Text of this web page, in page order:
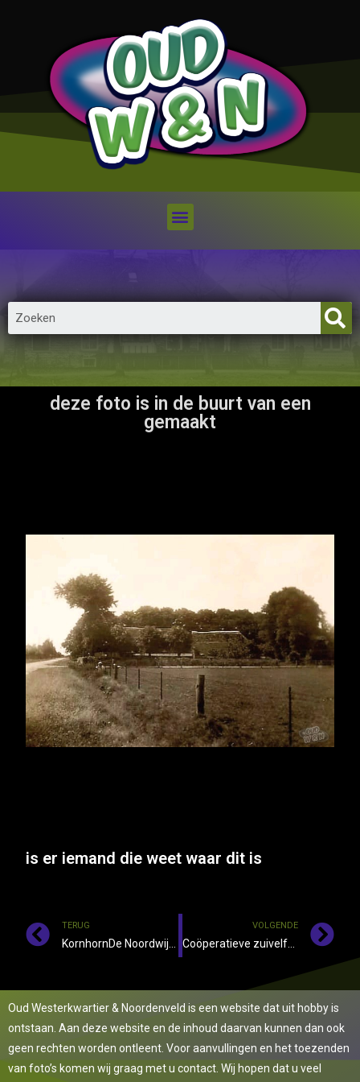
deze foto is in de buurt van een
gemaakt
is er iemand die weet waar dit is
TERUG VOLGENDE
Coöperatieve zuivelfabriek zuidelijk Westerkwartier te Marum net na de Tweede Wereldoorlog.
Oud Westerkwartier & Noordenveld is een website dat uit hobby is
ontstaan. Aan deze website en de inhoud daarvan kunnen dan ook
geen rechten worden ontleent. Voor aanvullingen en het toezenden
van foto’s komen wij graag met u contact. Wij hopen dat u veel